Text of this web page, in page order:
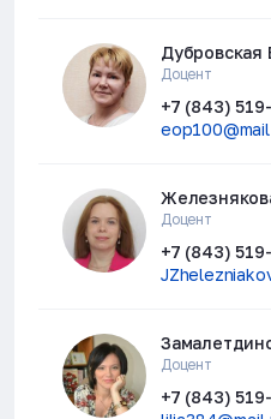
Дубровская
Доцент
+7 (843)
Доцент
+7 (843)
Доцент
+7 (843)